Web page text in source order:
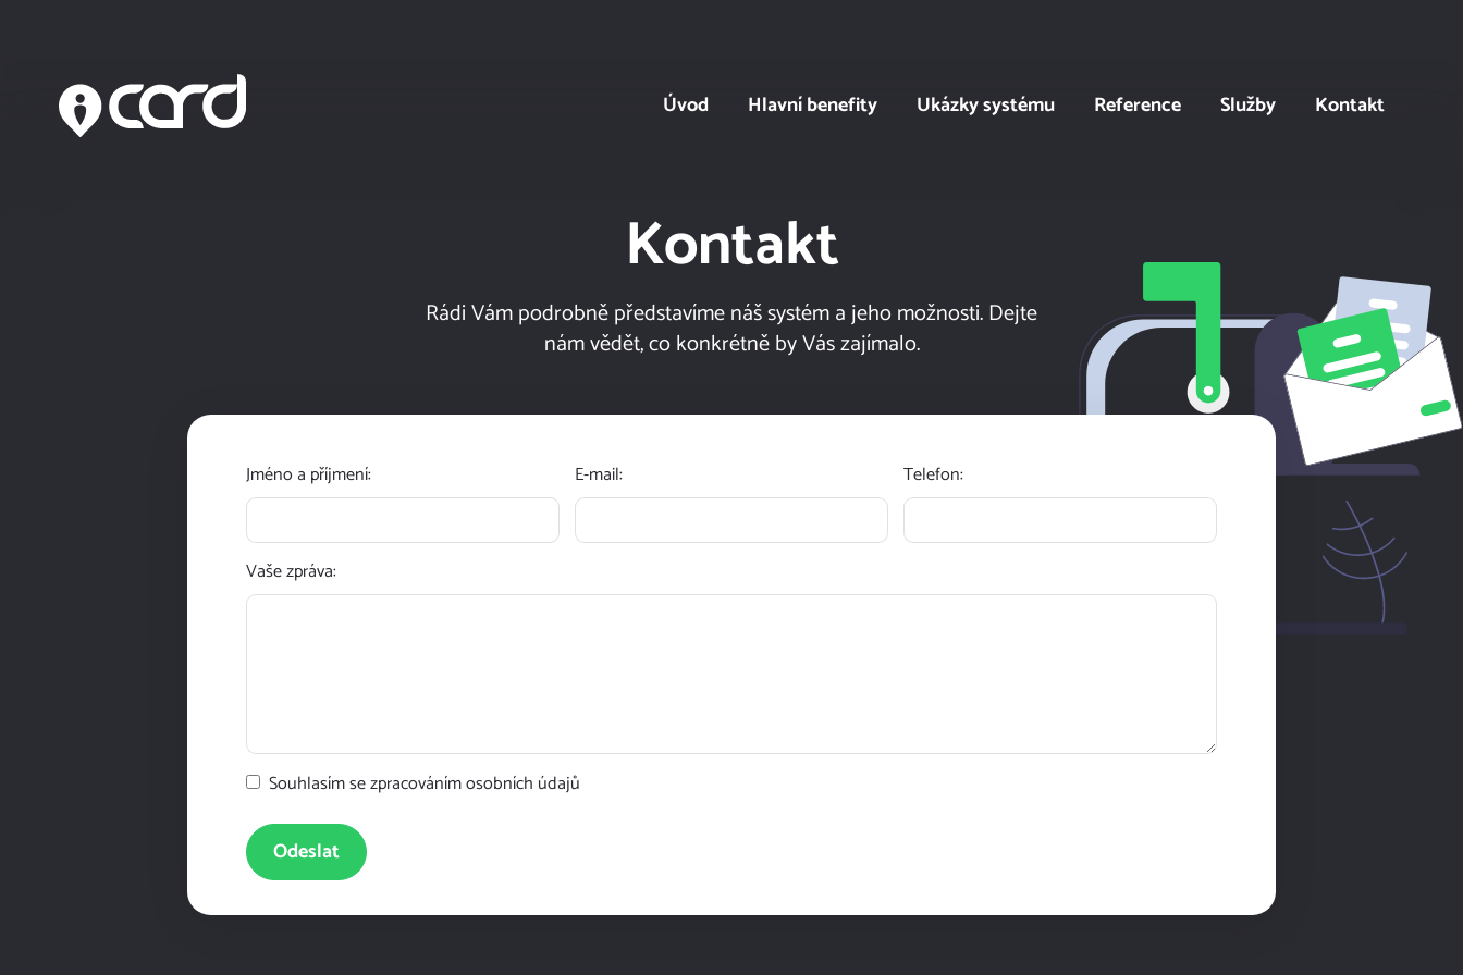
Úvod Hlavní benefity Ukázky systému Reference Služby Kontakt
Úvod
Hlavní benefity
Služby
Pomáháme Vám s propagací
a prodejem na internetu
Kontakt
Rádi Vám podrobně představíme náš systém a jeho možnosti. Dejte
nám vědět, co konkrétně by Vás zajímalo.
Jméno a příjmení: E-mail: Telefon:
Vaše zpráva:
Souhlasím se zpracováním osobních údajů
Odeslat